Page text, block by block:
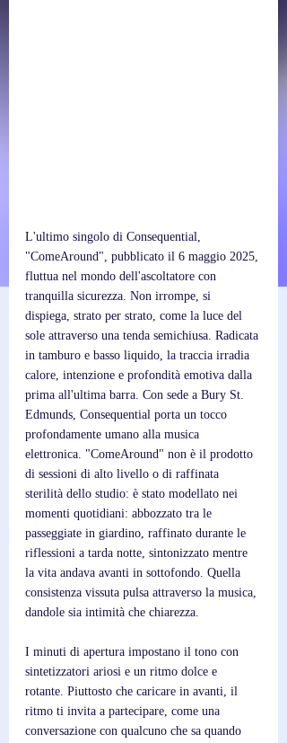
L'ultimo singolo di Consequential,
"ComeAround", pubblicato il 6 maggio 2025,
fluttua nel mondo dell'ascoltatore con
tranquilla sicurezza. Non irrompe, si
dispiega, strato per strato, come la luce del
sole attraverso una tenda semichiusa. Radicata
in tamburo e basso liquido, la traccia irradia
calore, intenzione e profondità emotiva dalla
prima all'ultima barra. Con sede a Bury St.
Edmunds, Consequential porta un tocco
profondamente umano alla musica
elettronica. "ComeAround" non è il prodotto
di sessioni di alto livello o di raffinata
sterilità dello studio: è stato modellato nei
momenti quotidiani: abbozzato tra le
passeggiate in giardino, raffinato durante le
riflessioni a tarda notte, sintonizzato mentre
la vita andava avanti in sottofondo. Quella
consistenza vissuta pulsa attraverso la musica,
dandole sia intimità che chiarezza.
I minuti di apertura impostano il tono con
sintetizzatori ariosi e un ritmo dolce e
rotante. Piuttosto che caricare in avanti, il
ritmo ti invita a partecipare, come una
conversazione con qualcuno che sa quando